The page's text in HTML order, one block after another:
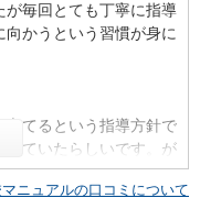
毎回とても丁寧に指導
向かうという習慣が身に
立てるという指導方針で
ていたらしいです。が
ニュアルの口コミについて